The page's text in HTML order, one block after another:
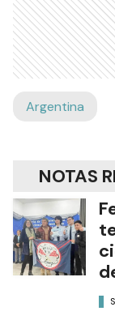
Argentina
NOTAS